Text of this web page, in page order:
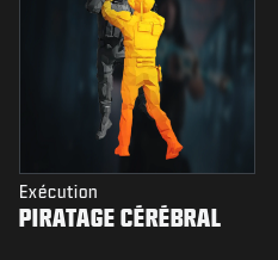
Exécution
PIRATAGE CÉRÉBRAL